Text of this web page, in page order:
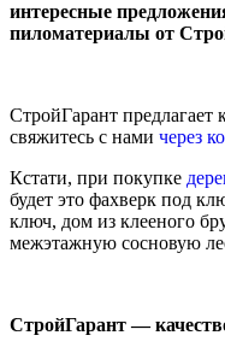
интересные
пиломатериалы от
СтройГарант
свяжитесь с нами через
Кстати, при покупке
будет это фахверк под
ключ, дом из клееного
межэтажную сосновую
СтройГарант —